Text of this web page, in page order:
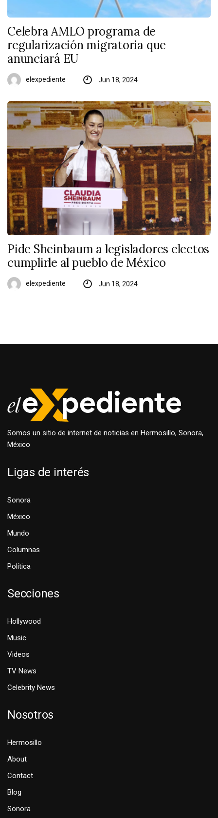
Celebra AMLO programa de
regularización migratoria que
anunciará EU
elexpediente Jun 18, 2024
Pide Sheinbaum a legisladores electos
cumplirle al pueblo de México
elexpediente Jun 18, 2024
Somos un sitio de internet de noticias en Hermosillo, Sonora,
México
Ligas de interés
Sonora
México
Mundo
Columnas
Política
Secciones
Hollywood
Music
Videos
TV News
Celebrity News
Nosotros
Hermosillo
About
Contact
Blog
Sonora